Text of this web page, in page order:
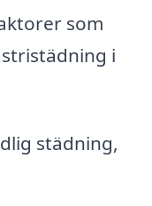
som
i
städning,